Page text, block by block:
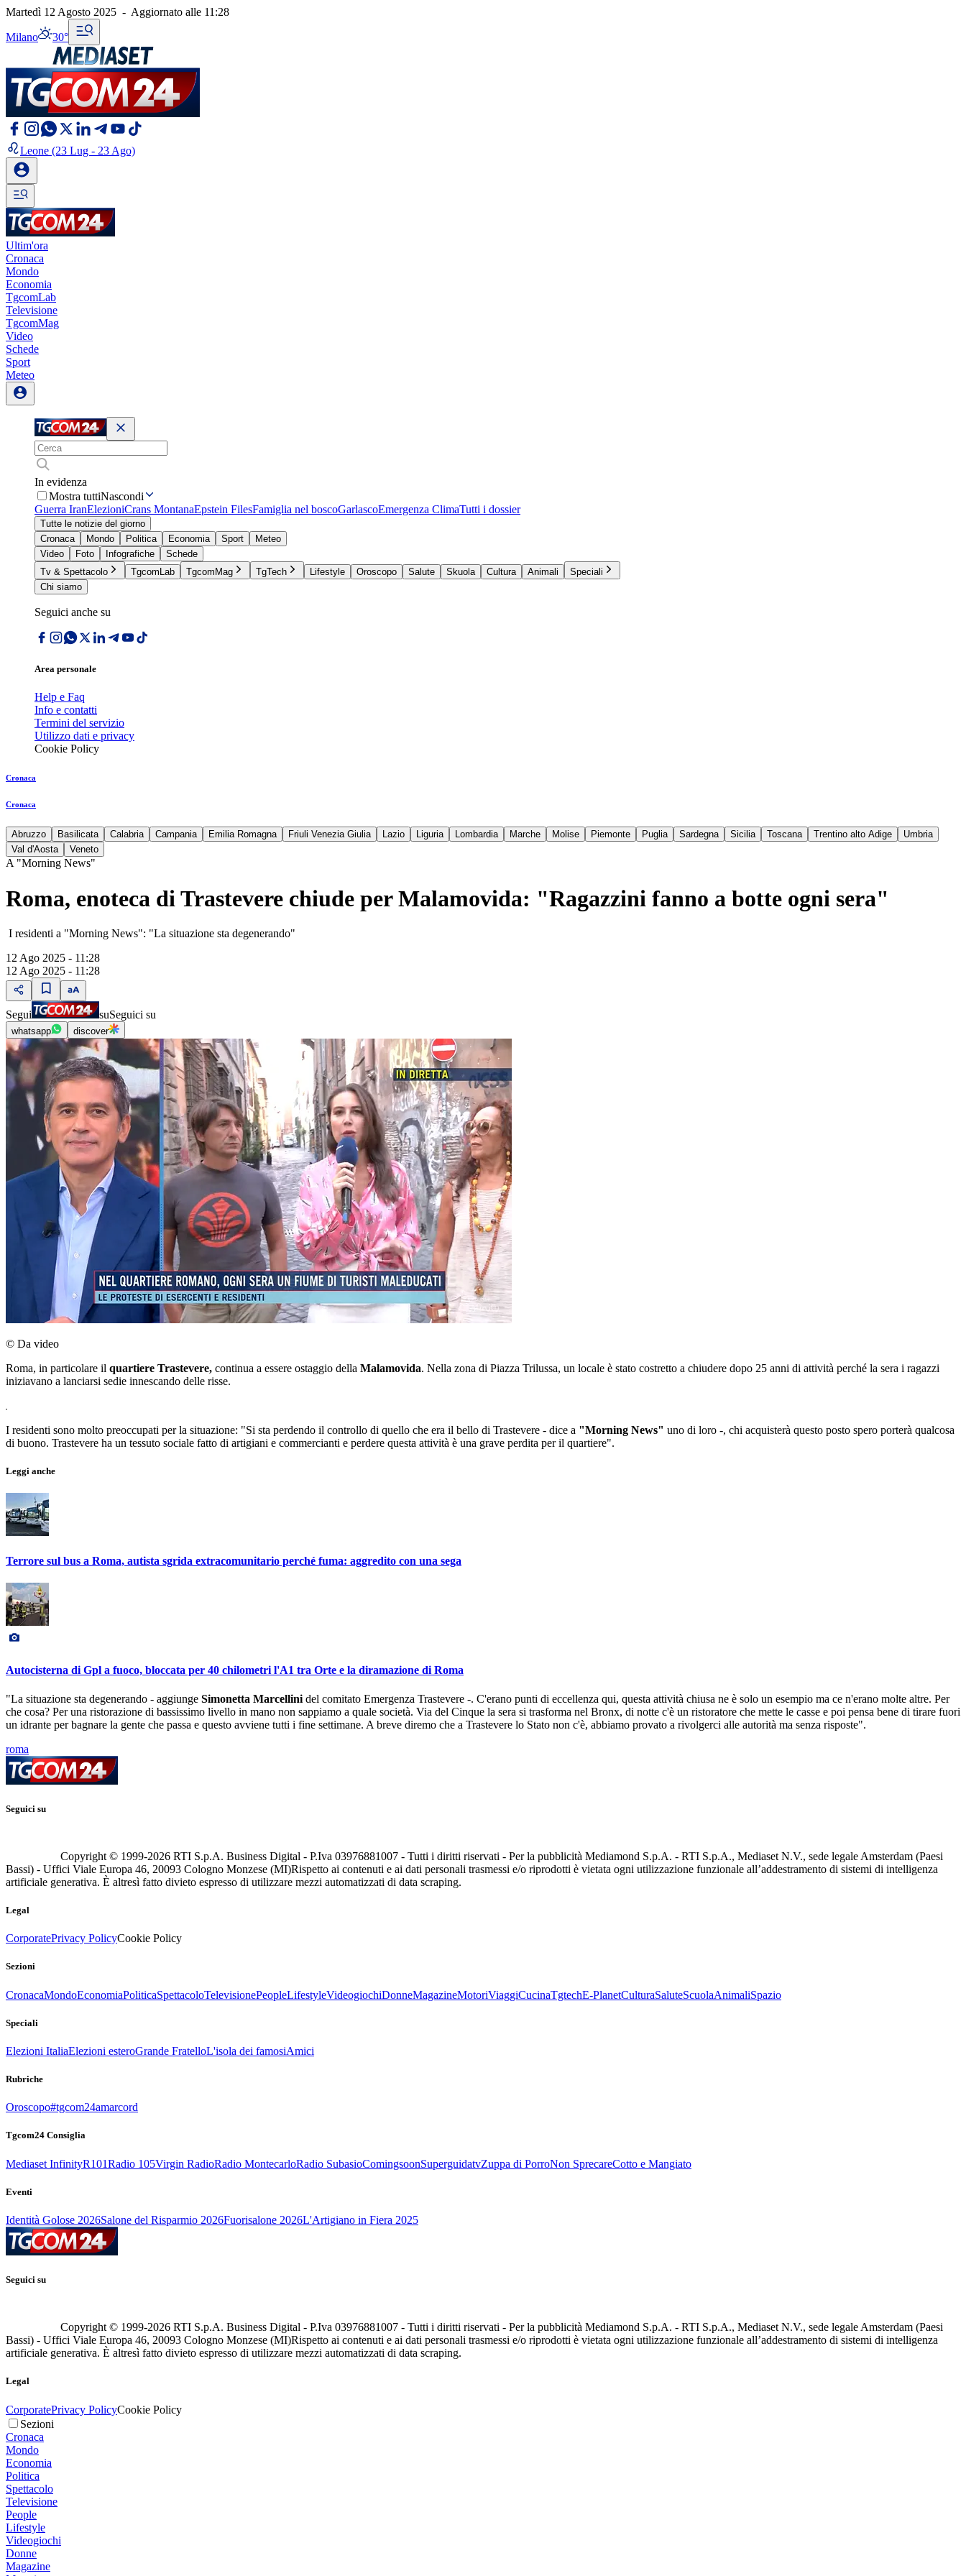
Martedì 12 Agosto 2025 - Aggiornato alle 11:28
Milano 30°
Leone (23 Lug - 23 Ago)
Ultim'ora
Cronaca
Mondo
Economia
TgcomLab
Televisione
TgcomMag
Video
Schede
Sport
Meteo
In evidenza
Mostra tuttiNascondi
Guerra IranElezioniCrans MontanaEpstein FilesFamiglia nel boscoGarlascoEmergenza ClimaTutti i dossier
Tutte le notizie del giorno
Cronaca
Mondo Politica Economia Sport
Meteo
Video
Foto Infografiche
Schede
Tv & Spettacolo
TgcomLab TgcomMag TgTech Lifestyle Oroscopo Salute Skuola Cultura Animali
Speciali
Chi siamo
Seguici anche su
Area personale
Help e Faq
Info e contatti
Termini del servizio
Utilizzo dati e privacy
Cookie Policy
Cronaca
Cronaca
Abruzzo Basilicata Calabria Campania Emilia Romagna Friuli Venezia Giulia Lazio Liguria Lombardia Marche Molise Piemonte Puglia Sardegna Sicilia Toscana Trentino alto Adige
Umbria
Val d'Aosta
Veneto
A "Morning News"
Roma, enoteca di Trastevere chiude per Malamovida: "Ragazzini fanno a botte ogni sera"
I residenti a "Morning News": "La situazione sta degenerando"
12 Ago 2025 - 11:28
12 Ago 2025 - 11:28
Segui suSeguici su
whatsapp discover
© Da video
Roma, in particolare il quartiere Trastevere, continua a essere ostaggio della Malamovida. Nella zona di Piazza Trilussa, un locale è stato costretto a chiudere dopo 25 anni di attività perché la sera i ragazzi
iniziavano a lanciarsi sedie innescando delle risse.
I residenti sono molto preoccupati per la situazione: "Si sta perdendo il controllo di quello che era il bello di Trastevere - dice a "Morning News" uno di loro -, chi acquisterà questo posto spero porterà qualcosa
di buono. Trastevere ha un tessuto sociale fatto di artigiani e commercianti e perdere questa attività è una grave perdita per il quartiere".
Leggi anche
Terrore sul bus a Roma, autista sgrida extracomunitario perché fuma: aggredito con una sega
Autocisterna di Gpl a fuoco, bloccata per 40 chilometri l'A1 tra Orte e la diramazione di Roma
"La situazione sta degenerando - aggiunge Simonetta Marcellini del comitato Emergenza Trastevere -. C'erano punti di eccellenza qui, questa attività chiusa ne è solo un esempio ma ce n'erano molte altre. Per
che cosa? Per una ristorazione di bassissimo livello in mano non sappiamo a quale società. Via del Cinque la sera si trasforma nel Bronx, di notte c'è un ristoratore che mette le casse e poi pensa bene di tirare fuori
un idrante per bagnare la gente che passa e questo avviene tutti i fine settimane. A breve diremo che a Trastevere lo Stato non c'è, abbiamo provato a rivolgerci alle autorità ma senza risposte".
roma
Seguici su
Copyright © 1999-2026 RTI S.p.A. Business Digital - P.Iva 03976881007 - Tutti i diritti riservati - Per la pubblicità Mediamond S.p.A. - RTI S.p.A., Mediaset N.V., sede legale Amsterdam (Paesi
Bassi) - Uffici Viale Europa 46, 20093 Cologno Monzese (MI)Rispetto ai contenuti e ai dati personali trasmessi e/o riprodotti è vietata ogni utilizzazione funzionale all’addestramento di sistemi di intelligenza
artificiale generativa. È altresì fatto divieto espresso di utilizzare mezzi automatizzati di data scraping.
Legal
CorporatePrivacy PolicyCookie Policy
Sezioni
CronacaMondoEconomiaPoliticaSpettacoloTelevisionePeopleLifestyleVideogiochiDonneMagazineMotoriViaggiCucinaTgtechE-PlanetCulturaSaluteScuolaAnimaliSpazio
Speciali
Elezioni ItaliaElezioni esteroGrande FratelloL'isola dei famosiAmici
Rubriche
Oroscopo#tgcom24amarcord
Tgcom24 Consiglia
Mediaset InfinityR101Radio 105Virgin RadioRadio MontecarloRadio SubasioComingsoonSuperguidatvZuppa di PorroNon SprecareCotto e Mangiato
Eventi
Identità Golose 2026Salone del Risparmio 2026Fuorisalone 2026L'Artigiano in Fiera 2025
Seguici su
Copyright © 1999-2026 RTI S.p.A. Business Digital - P.Iva 03976881007 - Tutti i diritti riservati - Per la pubblicità Mediamond S.p.A. - RTI S.p.A., Mediaset N.V., sede legale Amsterdam (Paesi
Bassi) - Uffici Viale Europa 46, 20093 Cologno Monzese (MI)Rispetto ai contenuti e ai dati personali trasmessi e/o riprodotti è vietata ogni utilizzazione funzionale all’addestramento di sistemi di intelligenza
artificiale generativa. È altresì fatto divieto espresso di utilizzare mezzi automatizzati di data scraping.
Legal
CorporatePrivacy PolicyCookie Policy
Sezioni
Cronaca
Mondo
Economia
Politica
Spettacolo
Televisione
People
Lifestyle
Videogiochi
Donne
Magazine